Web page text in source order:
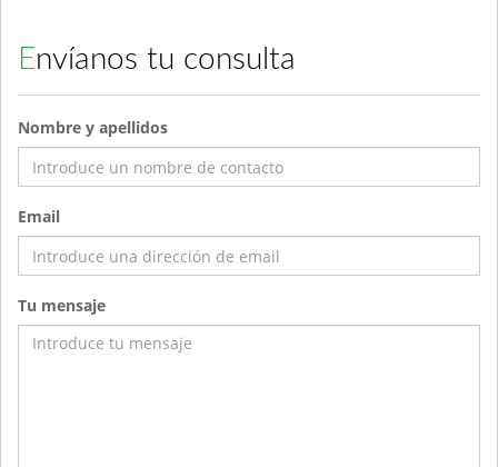
Envíanos tu consulta
Nombre y apellidos
Email
Tu mensaje